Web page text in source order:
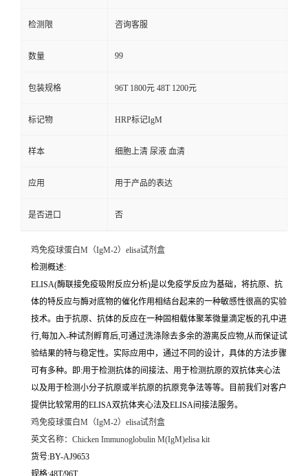
检测限 咨询客服
数量 99
包装规格 96T 1800元 48T 1200元
标记物 HRP标记IgM
样本 细胞上清 尿液 血清
应用 用于产品的表达
是否进口 否
鸡免疫球蛋白M（IgM-2）elisa试剂盒
检测概述:
ELISA(酶联接免疫吸附反应分析)是以免疫学反应为基础，将抗原、抗
体的特反应与酶对底物的催化作用相结台起来的一种敏感性很高的实验
技术。由于抗原、抗体的反应在一种固相载体聚苯微量滴定板的孔中进
行,每加入-种试剂孵育后,可通过洗涤除去多余的游离反应物,从而保证试
验结果的特与稳定性。实际应用中，通过不同的设计，具体的方法步骤
可有多种。即:用于检测抗体的间接法、用于检测抗原的双抗体夹心法
以及用于检测小分子抗原或半抗原的抗原竞争法等等。目前我们对客户
提供比较常用的ELISA双抗体夹心法及ELISA间接法服务。
鸡免疫球蛋白M（IgM-2）elisa试剂盒
英文名称： Chicken Immunoglobulin M(IgM)elisa kit
货号:BY-AJ9653